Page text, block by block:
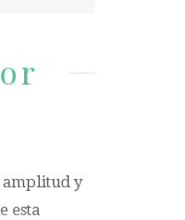
amplitud y
esta